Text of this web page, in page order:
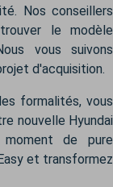
Nos conseillers
le modèle
vous suivons
d'acquisition.
formalités, vous
nouvelle Hyundai
moment de pure
et transformez